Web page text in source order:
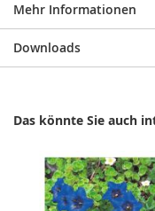
Mehr Informationen
Downloads
Das könnte Sie auch